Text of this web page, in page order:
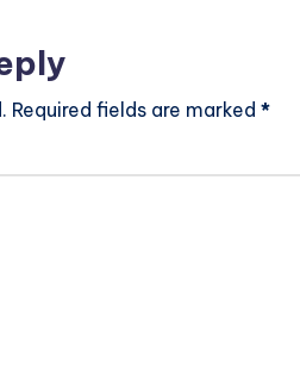
Required fields are marked *